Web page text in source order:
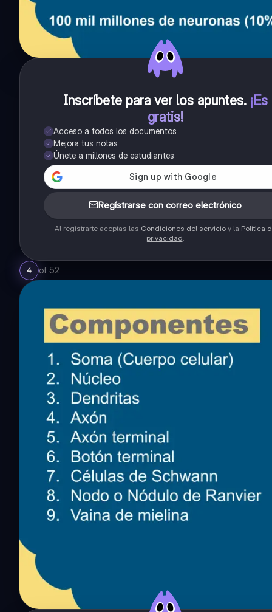
Inscríbete para ver los apuntes. ¡Es
gratis!
Acceso a todos los documentos
Mejora tus notas
Únete a millones de estudiantes
Regístrarse con correo electrónico
Al registrarte aceptas las Condiciones del servicioy la Política
privacidad.
4 of 52